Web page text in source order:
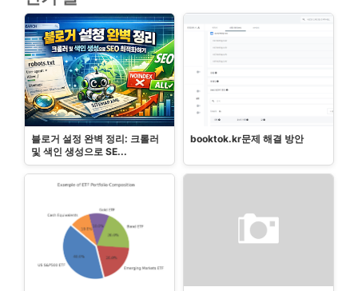
블로거 설정 완벽 정리: 크롤러
및 색인 생성으로 SE...
booktok.kr문제 해결 방안